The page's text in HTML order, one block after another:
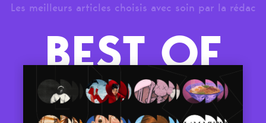
Les meilleurs articles choisis avec soin par la rédac
BEST OF